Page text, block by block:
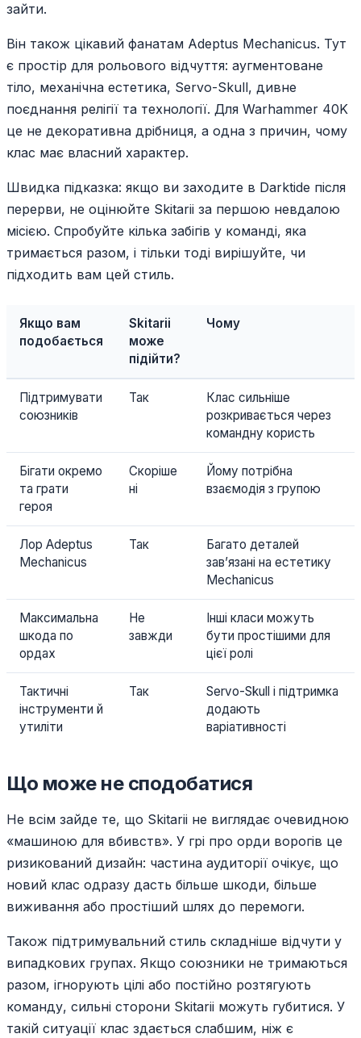
зайти.
Він також цікавий фанатам Adeptus Mechanicus. Тут
є простір для рольового відчуття: аугментоване
тіло, механічна естетика, Servo-Skull, дивне
поєднання релігії та технології. Для Warhammer 40K
це не декоративна дрібниця, а одна з причин, чому
клас має власний характер.
Швидка підказка: якщо ви заходите в Darktide після
перерви, не оцінюйте Skitarii за першою невдалою
місією. Спробуйте кілька забігів у команді, яка
тримається разом, і тільки тоді вирішуйте, чи
підходить вам цей стиль.
Якщо вам
подобається
Skitarii
може
підійти?
Чому
Підтримувати
союзників
Так
Клас сильніше
розкривається через
командну користь
Бігати окремо
та грати
героя
Скоріше
ні
Йому потрібна
взаємодія з групою
Лор Adeptus
Mechanicus
Так
Багато деталей
зав’язані на естетику
Mechanicus
Максимальна
шкода по
ордах
Не
завжди
Інші класи можуть
бути простішими для
цієї ролі
Тактичні
інструменти й
утиліти
Так
Servo-Skull і підтримка
додають
варіативності
Що може не сподобатися
Не всім зайде те, що Skitarii не виглядає очевидною
«машиною для вбивств». У грі про орди ворогів це
ризикований дизайн: частина аудиторії очікує, що
новий клас одразу дасть більше шкоди, більше
виживання або простіший шлях до перемоги.
Також підтримувальний стиль складніше відчути у
випадкових групах. Якщо союзники не тримаються
разом, ігнорують цілі або постійно розтягують
команду, сильні сторони Skitarii можуть губитися. У
такій ситуації клас здається слабшим, ніж є